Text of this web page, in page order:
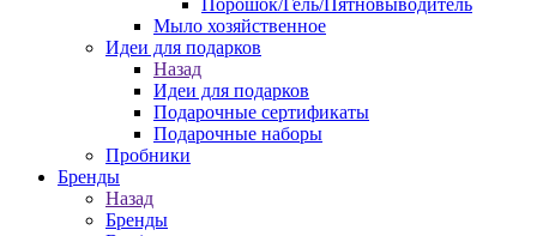
Порошок/Гель/Пятновыводитель
Мыло хозяйственное
Идеи для подарков
Назад
Идеи для подарков
Подарочные сертификаты
Подарочные наборы
Пробники
Бренды
Назад
Бренды